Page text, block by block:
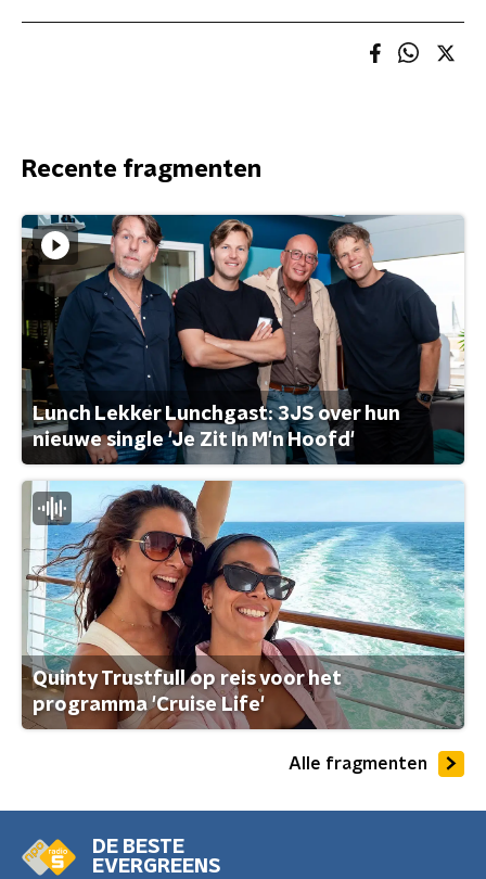
Recente fragmenten
Lunch Lekker Lunchgast: 3JS over hun
nieuwe single 'Je Zit In M'n Hoofd'
Quinty Trustfull op reis voor het
programma 'Cruise Life'
Alle fragmenten
DE BESTE
EVERGREENS